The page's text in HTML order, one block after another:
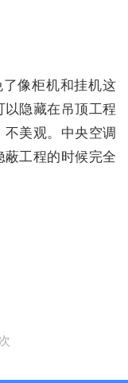
像柜机和挂机这
隐藏在吊顶工程
美观。中央空调
工程的时候完全